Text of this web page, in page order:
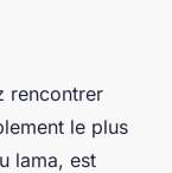
rencontrer
le plus
lama, est